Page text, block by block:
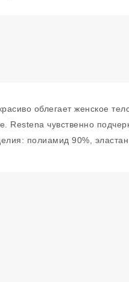
облегает женское
чувственно
полиамид 90%, эластан